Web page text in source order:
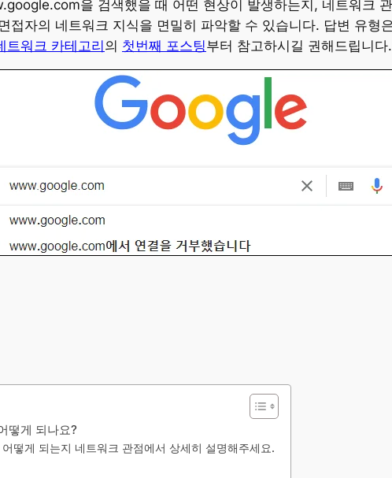
을 검색했을 때 어떤 현상이 발생하는지, 네트워크
접자의 네트워크 지식을 면밀히 파악할 수 있습니다. 답변 유형
트워크 카테고리의 첫번째 포스팅부터 참고하시길 권해드립니다.
떻게 되나요?
떻게 되는지 네트워크 관점에서 상세히 설명해주세요.